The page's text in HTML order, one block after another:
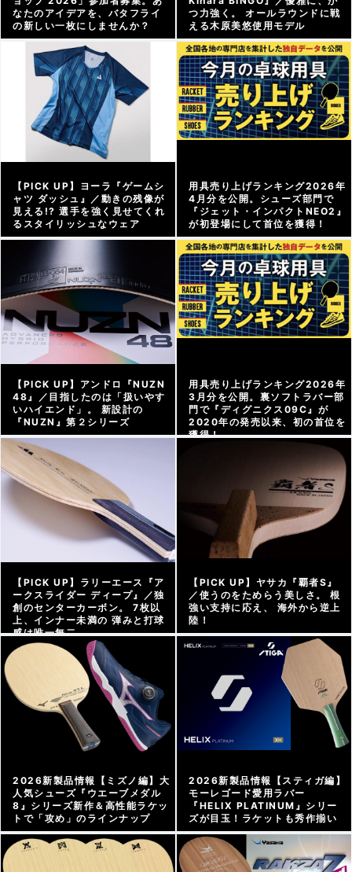
なたのアイデアを、バタフライ
の新しい一枚にしませんか？
メーカー情報 |
つ力強く。 オールラウンドに戦
える木原美悠使用モデル
アーカイブ | 2026/06/12
【PICK UP】ヨーラ『ゲームシ
ャツ ダッシュ』／動きの残像が
見える!? 選手を強く見せてくれ
るスタイリッシュなウェア
用具売り上げランキング2026年
4月分を公開。シューズ部門で
『ジェット・インパクトNEO2』
が初登場にして首位を獲得！
グッズweb | 2026/05/18
【PICK UP】アンドロ『NUZN
48』／目指したのは「扱いやす
いハイエンド」。 新設計の
『NUZN』第２シリーズ
用具売り上げランキング2026年
3月分を公開。裏ソフトラバー部
門で『ディグニクス09C』が
2020年の発売以来、初の首位を
獲得！
2026/04/15
【PICK UP】ラリーエース『ア
ークスライダー ディープ』／独
創のセンターカーボン。 7枚以
上、インナー未満の 弾みと打球
感は唯一無二
アーカイブ |
【PICK UP】ヤサカ『覇者S』
／使うのをためらう美しさ。 根
強い支持に応え、 海外から逆上
陸！
2026/04/03
2026新製品情報【ミズノ編】大
人気シューズ『ウエーブメダル
8』シリーズ新作＆高性能ラケッ
トで「攻め」のラインナップ
メーカー情報 | 2026/03/27
2026新製品情報【スティガ編】
モーレゴード愛用ラバー
『HELIX PLATINUM』シリー
ズが目玉！ラケットも秀作揃い
メーカー情報 |